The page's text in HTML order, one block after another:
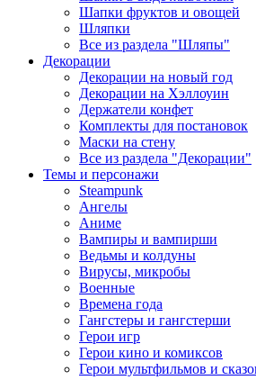
Шапки фруктов и овощей
Шляпки
Все из раздела "Шляпы"
Декорации
Декорации на новый год
Декорации на Хэллоуин
Держатели конфет
Комплекты для постановок
Маски на стену
Все из раздела "Декорации"
Темы и персонажи
Steampunk
Ангелы
Аниме
Вампиры и вампирши
Ведьмы и колдуны
Вирусы, микробы
Военные
Времена года
Гангстеры и гангстерши
Герои игр
Герои кино и комиксов
Герои мультфильмов и